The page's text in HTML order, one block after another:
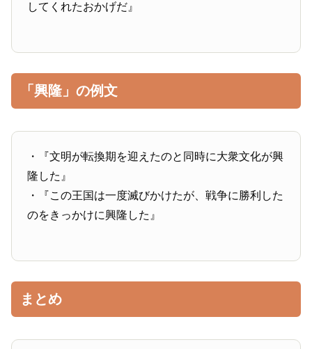
してくれたおかげだ』
「興隆」の例文
・『文明が転換期を迎えたのと同時に大衆文化が興
隆した』
・『この王国は一度滅びかけたが、戦争に勝利した
のをきっかけに興隆した』
まとめ